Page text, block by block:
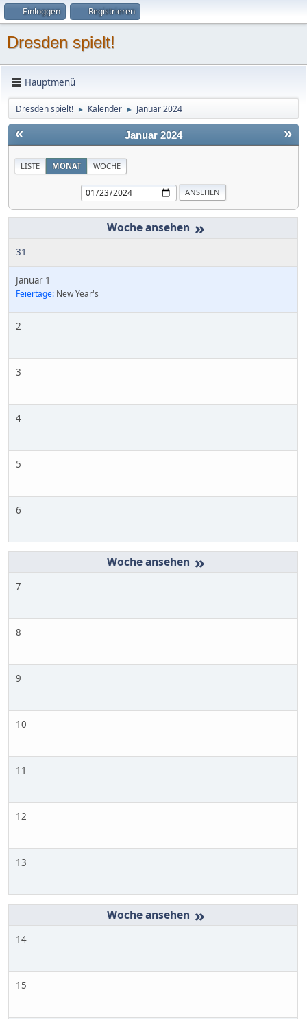
Einloggen Registrieren
Dresden spielt!
Hauptmenü
Dresden spielt! ► Kalender ► Januar 2024
« »
Januar 2024
LISTE MONAT WOCHE
»
31
Januar 1
Feiertage: New Year's
2
3
4
5
6
»
7
8
9
10
11
12
13
»
14
15